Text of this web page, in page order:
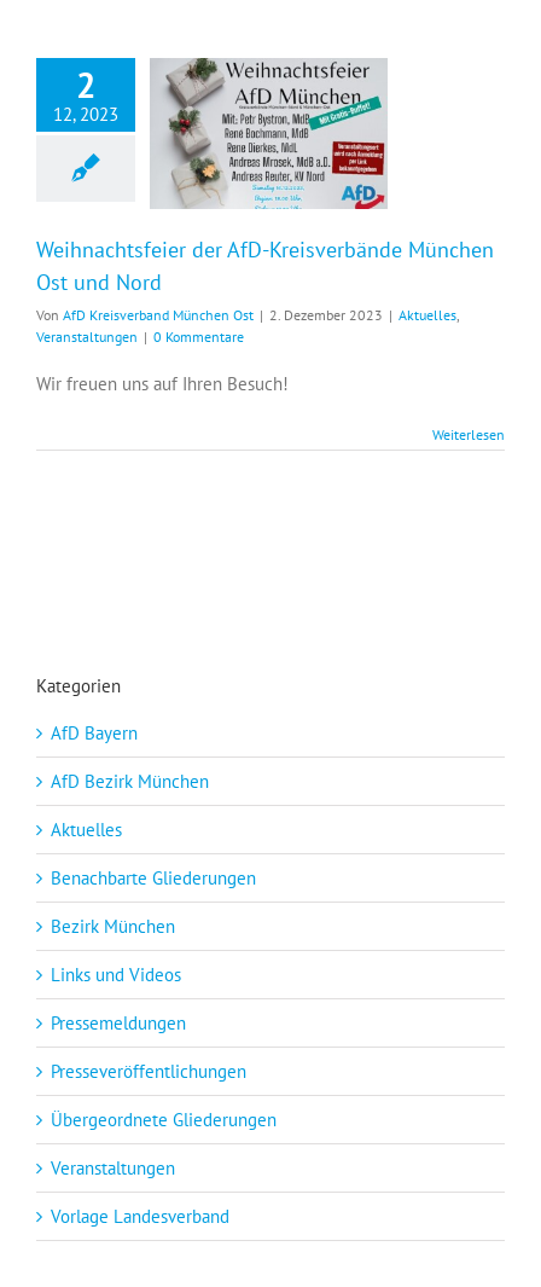
2
12, 2023
Weihnachtsfeier der AfD-Kreisverbände München
Ost und Nord
Von AfD Kreisverband München Ost | 2. Dezember 2023 | Aktuelles
Veranstaltungen | 0 Kommentare
Wir freuen uns auf Ihren Besuch!
Weiterlesen
Kategorien
AfD Bayern
AfD Bezirk München
Aktuelles
Benachbarte Gliederungen
Bezirk München
Links und Videos
Pressemeldungen
Presseveröffentlichungen
Übergeordnete Gliederungen
Veranstaltungen
Vorlage Landesverband